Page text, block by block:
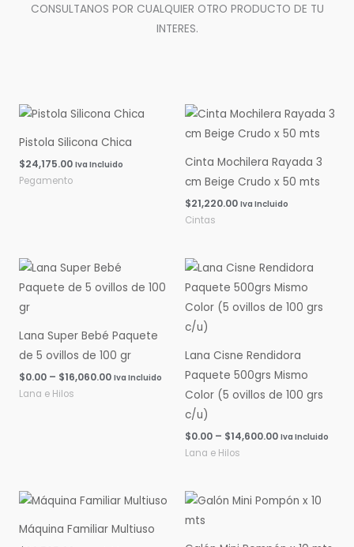
CONSULTANOS POR CUALQUIER OTRO PRODUCTO DE TU
INTERES.
Pistola Silicona Chica
$24,175.00 Iva Incluido
Pegamento
Cinta Mochilera Rayada 3
cm Beige Crudo x 50 mts
$21,220.00 Iva Incluido
Cintas
Lana Super Bebé Paquete
de 5 ovillos de 100 gr
$0.00 – $16,060.00
Rango
de
precios:
$16,060.00
Iva Incluido
Lana e Hilos
Lana Cisne Rendidora
Paquete 500grs Mismo
Color (5 ovillos de 100 grs
c/u)
$0.00 – $14,600.00
Rango
de
precios:
desde
$0.00
Iva Incluido
Lana e Hilos
Máquina Familiar Multiuso